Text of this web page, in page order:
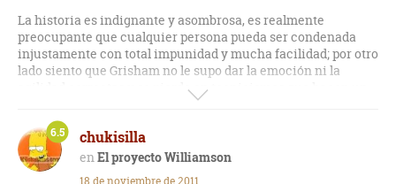
La historia es indignante y asombrosa, es realmente
preocupante que cualquier persona pueda ser condenada
injustamente con total impunidad y mucha facilidad; por otro
lado siento que Grisham no le supo dar la emoción ni la
agilidad correctas y se pierde en tecnicismos que hacen un
poco pesada la lectura, sin embargo se contagian las ganas
de saber mas sobre el asunto y conocer los rostros de los
implicados.chukisilla
El proyecto Williamson
6.5
18 de noviembre de 2011